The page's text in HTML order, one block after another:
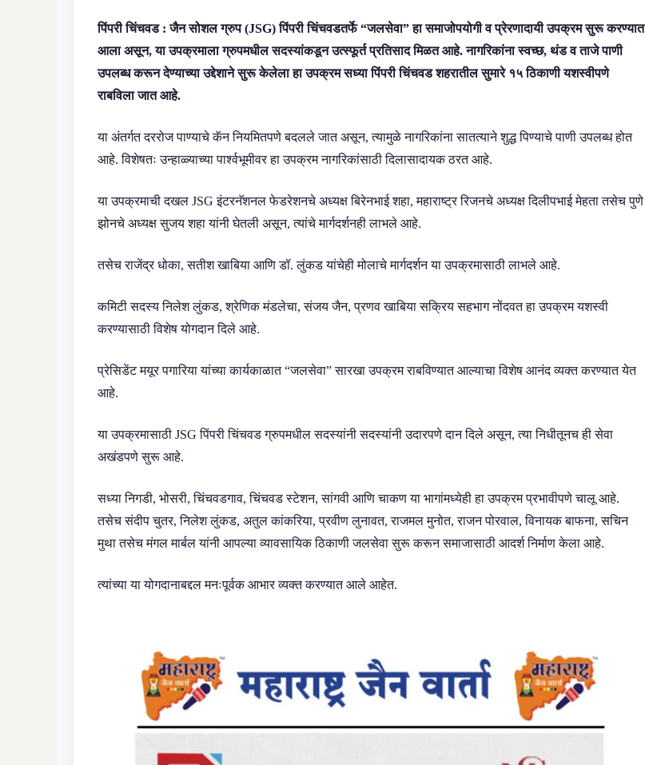
पिंपरी चिंचवड : जैन सोशल ग्रुप (JSG) पिंपरी चिंचवडतर्फे “जलसेवा” हा समाजोपयोगी व प्रेरणादायी उपक्रम सुरू करण्यात
आला असून, या उपक्रमाला ग्रुपमधील सदस्यांकडून उत्स्फूर्त प्रतिसाद मिळत आहे. नागरिकांना स्वच्छ, थंड व ताजे पाणी
उपलब्ध करून देण्याच्या उद्देशाने सुरू केलेला हा उपक्रम सध्या पिंपरी चिंचवड शहरातील सुमारे १५ ठिकाणी यशस्वीपणे
राबविला जात आहे.
या अंतर्गत दररोज पाण्याचे कॅन नियमितपणे बदलले जात असून, त्यामुळे नागरिकांना सातत्याने शुद्ध पिण्याचे पाणी उपलब्ध होत
आहे. विशेषतः उन्हाळ्याच्या पार्श्वभूमीवर हा उपक्रम नागरिकांसाठी दिलासादायक ठरत आहे.
या उपक्रमाची दखल JSG इंटरनॅशनल फेडरेशनचे अध्यक्ष बिरेनभाई शहा, महाराष्ट्र रिजनचे अध्यक्ष दिलीपभाई मेहता तसेच पुणे
झोनचे अध्यक्ष सुजय शहा यांनी घेतली असून, त्यांचे मार्गदर्शनही लाभले आहे.
तसेच राजेंद्र धोका, सतीश खाबिया आणि डॉ. लुंकड यांचेही मोलाचे मार्गदर्शन या उपक्रमासाठी लाभले आहे.
कमिटी सदस्य निलेश लुंकड, श्रेणिक मंडलेचा, संजय जैन, प्रणव खाबिया सक्रिय सहभाग नोंदवत हा उपक्रम यशस्वी
करण्यासाठी विशेष योगदान दिले आहे.
प्रेसिडेंट मयूर पगारिया यांच्या कार्यकाळात “जलसेवा” सारखा उपक्रम राबविण्यात आल्याचा विशेष आनंद व्यक्त करण्यात येत
आहे.
या उपक्रमासाठी JSG पिंपरी चिंचवड ग्रुपमधील सदस्यांनी सदस्यांनी उदारपणे दान दिले असून, त्या निधीतूनच ही सेवा
अखंडपणे सुरू आहे.
सध्या निगडी, भोसरी, चिंचवडगाव, चिंचवड स्टेशन, सांगवी आणि चाकण या भागांमध्येही हा उपक्रम प्रभावीपणे चालू आहे.
तसेच संदीप चुतर, निलेश लुंकड, अतुल कांकरिया, प्रवीण लुनावत, राजमल मुनोत, राजन पोरवाल, विनायक बाफना, सचिन
मुथा तसेच मंगल मार्बल यांनी आपल्या व्यावसायिक ठिकाणी जलसेवा सुरू करून समाजासाठी आदर्श निर्माण केला आहे.
त्यांच्या या योगदानाबद्दल मनःपूर्वक आभार व्यक्त करण्यात आले आहेत.